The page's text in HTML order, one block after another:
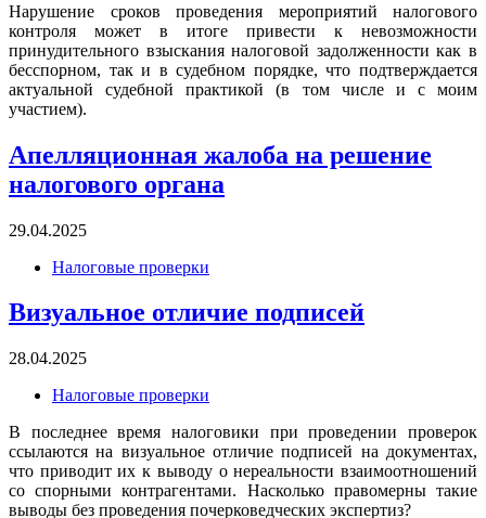
Нарушение сроков проведения мероприятий налогового
контроля может в итоге привести к невозможности
принудительного взыскания налоговой задолженности как в
бесспорном, так и в судебном порядке, что подтверждается
актуальной судебной практикой (в том числе и с моим
участием).
Апелляционная жалоба на решение
налогового органа
29.04.2025
Налоговые проверки
Визуальное отличие подписей
28.04.2025
Налоговые проверки
В последнее время налоговики при проведении проверок
ссылаются на визуальное отличие подписей на документах,
что приводит их к выводу о нереальности взаимоотношений
со спорными контрагентами. Насколько правомерны такие
выводы без проведения почерковедческих экспертиз?